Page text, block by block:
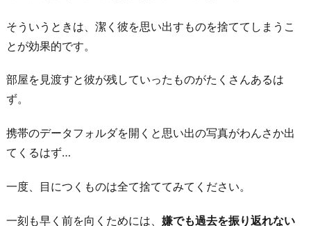
の
愚
を
て
も
ら
5.
そういうときは、潔く彼を思い出すものを捨ててしまうこ
とが効果的です。
部屋を見渡すと彼が残していったものがたくさんあるは
ず。
携帯のデータフォルダを開くと思い出の写真がわんさか出
てくるはず…
一度、目につくものは全て捨ててみてください。
一刻も早く前を向くためには、 嫌でも過去を振り返れない